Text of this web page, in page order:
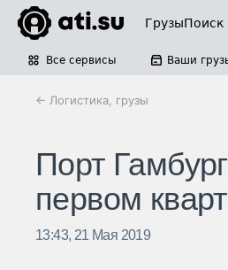
ГрузыПоиск
Все сервисы Ваши
← Логистика, грузы
Порт
первом
13:43, 21 Мая 2019